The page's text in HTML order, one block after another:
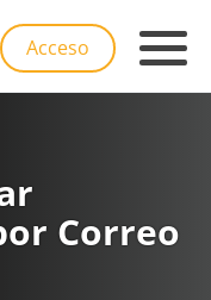
Acceso
Correo